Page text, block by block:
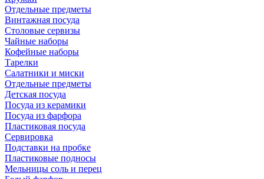
Отдельные предметы
Винтажная посуда
Столовые сервизы
Чайные наборы
Кофейные наборы
Тарелки
Салатники и миски
Отдельные предметы
Детская посуда
Посуда из керамики
Посуда из фарфора
Пластиковая посуда
Сервировка
Подставки на пробке
Пластиковые подносы
Мельницы соль и перец